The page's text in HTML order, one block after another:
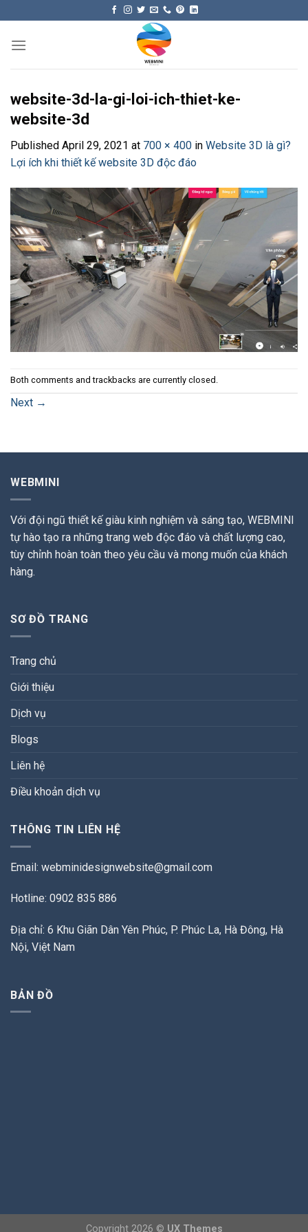
content
website-3d-la-gi-loi-ich-thiet-ke-
website-3d
Published April 29, 2021 at 700 × 400 in Website 3D là gì?
Lợi ích khi thiết kế website 3D độc đáo
Both comments and trackbacks are currently closed.
Next →
WEBMINI
Với đội ngũ thiết kế giàu kinh nghiệm và sáng tạo, WEBMINI
tự hào tạo ra những trang web độc đáo và chất lượng cao,
tùy chỉnh hoàn toàn theo yêu cầu và mong muốn của khách
hàng.
SƠ ĐỒ TRANG
Trang chủ
Giới thiệu
Dịch vụ
Blogs
Liên hệ
Điều khoản dịch vụ
THÔNG TIN LIÊN HỆ
Email: webminidesignwebsite@gmail.com
Hotline: 0902 835 886
Địa chỉ: 6 Khu Giãn Dân Yên Phúc, P. Phúc La, Hà Đông, Hà
Nội, Việt Nam
BẢN ĐỒ
Copyright 2026 © UX Themes